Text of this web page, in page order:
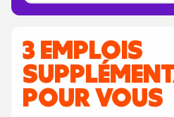
3 EMPLOIS
POUR VOUS